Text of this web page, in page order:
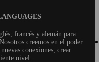
francés y alemán para
creemos en el poder
conexiones, crear
nivel.